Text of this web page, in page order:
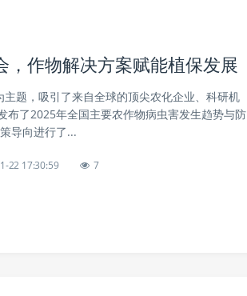
作物解决方案赋能植保发展
主题，吸引了来自全球的顶尖农化企业、科研机
布了2025年全国主要农作物病虫害发生趋势与防
导向进行了...
22 17:30:59 7